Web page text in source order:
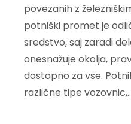
povezanih z
potniški promet je
sredstvo, saj zaradi
onesnažuje okolja,
dostopno za vse.
različne tipe